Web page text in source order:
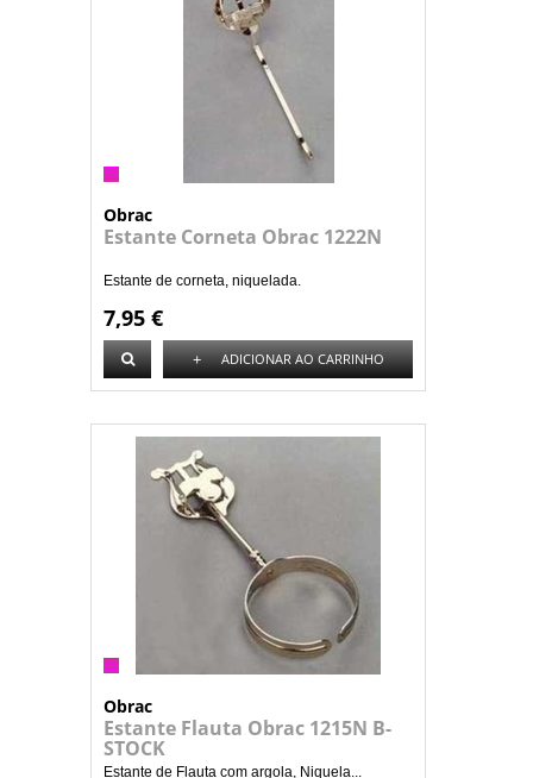
Obrac
Estante Corneta Obrac 1222N
Estante de corneta, niquelada.
7,95 €
+ ADICIONAR AO CARRINHO
Obrac
Estante Flauta Obrac 1215N B-
STOCK
Estante de Flauta com argola, Niquela...